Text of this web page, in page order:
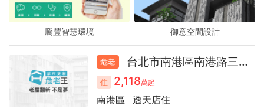
騰豐智慧環境
騰豐智慧環境
騰豐智慧環境 御意空間設計
御意空間設計
御意空間設計
危老 台北市南港區南港路三段店面51.9
住 2,118萬起
南港區 透天店住